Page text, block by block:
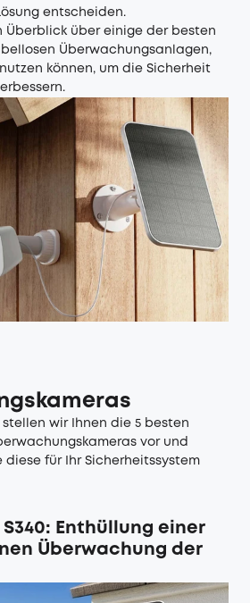
entscheiden.
Überblick über einige der besten
Überwachungsanlagen,
können, um die Sicherheit
wir Ihnen die 5 besten
vor und
diese für Ihr Sicherheitssystem
Enthüllung einer
Überwachung der